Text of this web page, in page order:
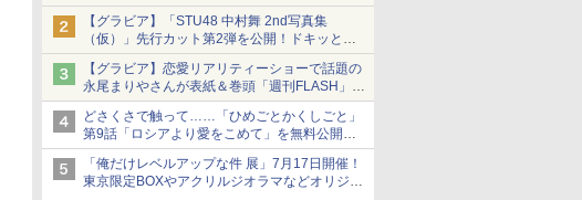
Webで公開中
【グラビア】「STU48 中村舞 2nd写真集
（仮）」先行カット第2弾を公開！ドキッとす
るランジェリーカットなど新たな挑戦
【グラビア】恋愛リアリティーショーで話題の
永尾まりやさんが表紙＆巻頭「週刊FLASH」6
月2日号本日発売
どさくさで触って……「ひめごとかくしごと」
第9話「ロシアより愛をこめて」を無料公開。
夕鶴のモヤモヤ
「俺だけレベルアップな件 展」7月17日開催！
東京限定BOXやアクリルジオラマなどオリジナ